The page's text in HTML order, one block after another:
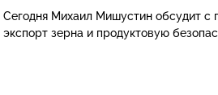
Сегодня Михаил Мишустин обсудит с
экспорт зерна и продуктовую